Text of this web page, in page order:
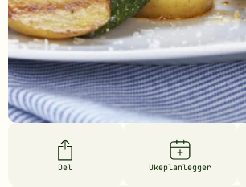
Del Ukeplanlegger